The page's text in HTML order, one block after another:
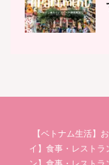
【ベトナム生活】
イ】食事・レストラ